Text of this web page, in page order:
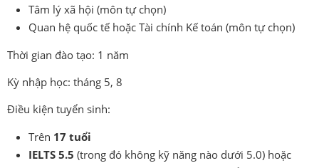
Tâm lý xã hội (môn tự chọn)
Quan hệ quốc tế hoặc Tài chính Kế toán (môn tự chọn)
Thời gian đào tạo: 1 năm
Kỳ nhập học: tháng 5, 8
Điều kiện tuyển sinh:
Trên 17 tuổi
IELTS 5.5 (trong đó không kỹ năng nào dưới 5.0) hoặc